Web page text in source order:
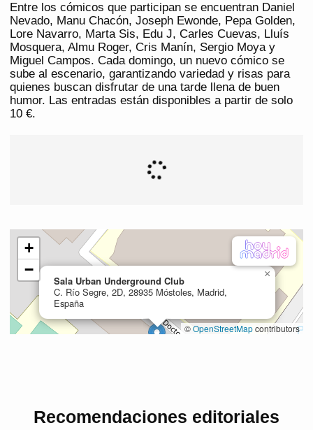
Entre los cómicos que participan se encuentran Daniel
Nevado, Manu Chacón, Joseph Ewonde, Pepa Golden,
Lore Navarro, Marta Sis, Edu J, Carles Cuevas, Lluís
Mosquera, Almu Roger, Cris Manín, Sergio Moya y
Miguel Campos. Cada domingo, un nuevo cómico se
sube al escenario, garantizando variedad y risas para
quienes buscan disfrutar de una tarde llena de buen
humor. Las entradas están disponibles a partir de solo
10 €.
Recomendaciones editoriales